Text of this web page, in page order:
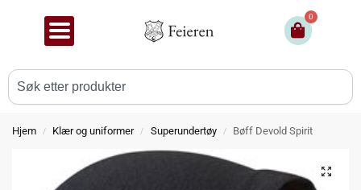
0
Hjem / Klær og uniformer / Superundertøy / Bøff Devold Spirit